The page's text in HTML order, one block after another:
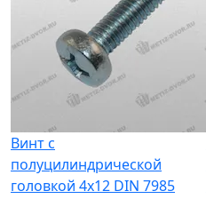
Винт с
полуцилиндрической
головкой 4x12 DIN 7985